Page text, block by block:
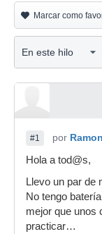
Marcar como
#1 por Ramon
Hola a tod@s,
Llevo un par de
No tengo
mejor que unos
practicar…